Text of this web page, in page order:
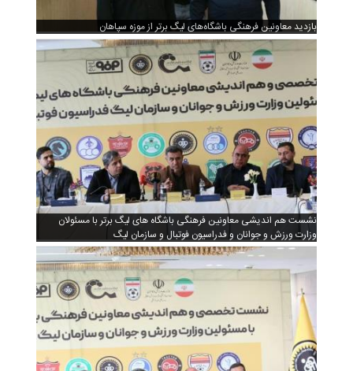
بازدید معاونین فرهنگی باشگاه‌های لیگ برتر از موزه سپاهان
نشست هم اندیشی معاونین فرهنگی باشگاه های لیگ برتر با مسئولان
وزارت ورزش و جوانان و فدراسیون فوتبال و سازمان لیگ